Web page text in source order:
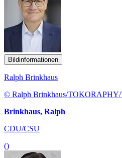
Bildinformationen
Ralph Brinkhaus
© Ralph Brinkhaus/TOKORAPHY/
Brinkhaus, Ralph
CDU/CSU
()